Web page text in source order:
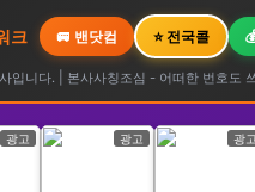
크 🚐 밴닷컴 ⭐ 전국콜
입니다. | 본사사칭조심 - 어떠한 번호도
광고 광고 광고